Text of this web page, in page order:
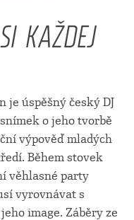
KAŽDEJ
je úspěšný český DJ
o jeho tvorbě
výpověď mladých
Během stovek
věhlasné party
vyrovnávat s
image. Záběry ze